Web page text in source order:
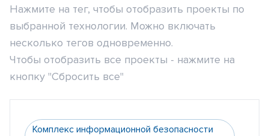
Нажмите на тег, чтобы отобразить проекты по
выбранной технологии. Можно включать
несколько тегов одновременно.
Чтобы отобразить все проекты - нажмите на
кнопку "Сбросить все"
Комплекс информационной безопасности